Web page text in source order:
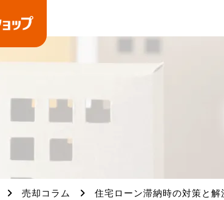
サービス
売却について
相続サービス
空家・空地管理サービス
共有不動産問
売却コラム 住宅ローン滞納時の対策と